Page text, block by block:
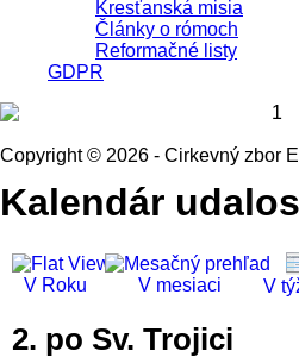
Kresťanská misia
Články o rómoch
Reformačné listy
GDPR
Copyright © 2026 - Cirkevný zbor
Kalendár
V Roku V mesiaci V
2. po Sv. Trojici